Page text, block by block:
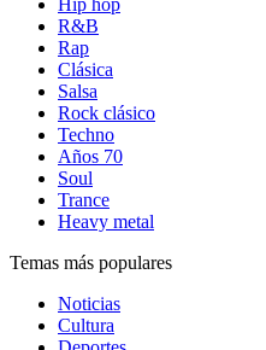
Hip hop
R&B
Rap
Clásica
Salsa
Rock clásico
Techno
Años 70
Soul
Trance
Heavy metal
Temas más populares
Noticias
Cultura